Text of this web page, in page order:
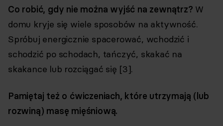
Co robić, gdy nie można wyjść na zewnątrz? W
domu kryje się wiele sposobów na aktywność.
Spróbuj energicznie spacerować, wchodzić i
schodzić po schodach, tańczyć, skakać na
skakance lub rozciągać się [3].
Pamiętaj też o ćwiczeniach, które utrzymają (lub
rozwiną) masę mięśniową.